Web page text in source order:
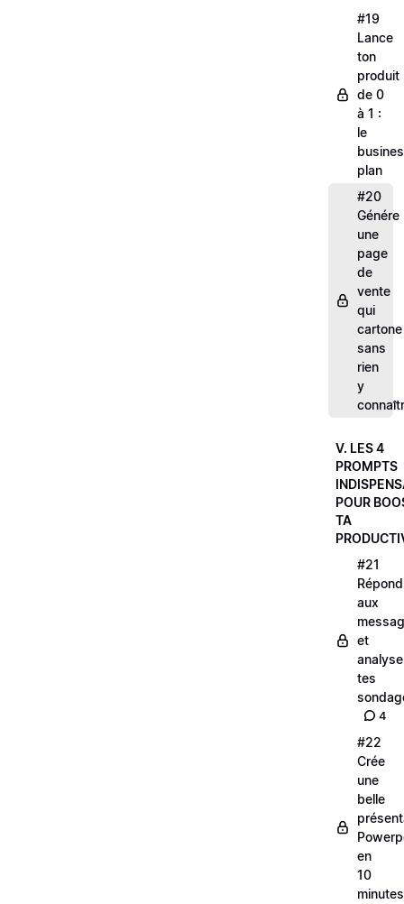
#19
Lance
ton
produit
de 0
à 1 :
le
plan
#20
Génére
une
page
de
vente
qui
cartone
sans
rien
y
V. LES 4
PROMPTS
POUR
TA
#21
aux
et
analyse
tes
4
#22
Crée
une
belle
en
10
minutes